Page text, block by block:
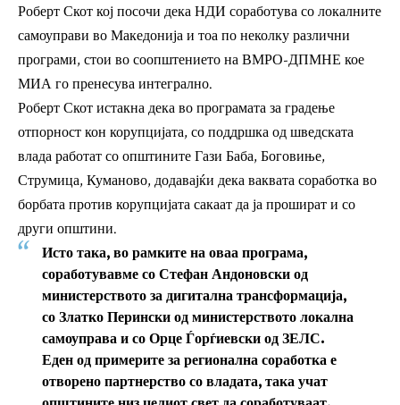
Роберт Скот кој посочи дека НДИ соработува со локалните
самоуправи во Македонија и тоа по неколку различни
програми, стои во соопштението на ВМРО-ДПМНЕ кое
МИА го пренесува интегрално.
Роберт Скот истакна дека во програмата за градење
отпорност кон корупцијата, со поддршка од шведската
влада работат со општините Гази Баба, Боговиње,
Струмица, Куманово, додавајќи дека ваквата соработка во
борбата против корупцијата сакаат да ја прошират и со
други општини.
Исто така, во рамките на оваа програма,
соработувавме со Стефан Андоновски од
министерството за дигитална трансформација,
со Златко Перински од министерството локална
самоуправа и со Орце Ѓорѓиевски од ЗЕЛС.
Еден од примерите за регионална соработка е
отворено партнерство со владата, така учат